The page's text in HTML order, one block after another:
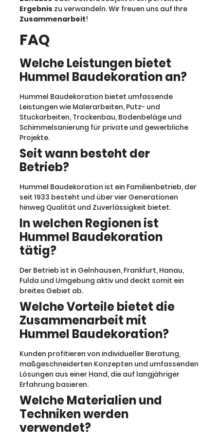
Ergebnis zu verwandeln. Wir freuen uns auf Ihre
Zusammenarbeit!
FAQ
Welche Leistungen bietet
Hummel Baudekoration an?
Hummel Baudekoration bietet umfassende
Leistungen wie Malerarbeiten, Putz- und
Stuckarbeiten, Trockenbau, Bodenbeläge und
Schimmelsanierung für private und gewerbliche
Projekte.
Seit wann besteht der
Betrieb?
Hummel Baudekoration ist ein Familienbetrieb, der
seit 1933 besteht und über vier Generationen
hinweg Qualität und Zuverlässigkeit bietet.
In welchen Regionen ist
Hummel Baudekoration
tätig?
Der Betrieb ist in Gelnhausen, Frankfurt, Hanau,
Fulda und Umgebung aktiv und deckt somit ein
breites Gebiet ab.
Welche Vorteile bietet die
Zusammenarbeit mit
Hummel Baudekoration?
Kunden profitieren von individueller Beratung,
maßgeschneiderten Konzepten und umfassenden
Lösungen aus einer Hand, die auf langjähriger
Erfahrung basieren.
Welche Materialien und
Techniken werden
verwendet?